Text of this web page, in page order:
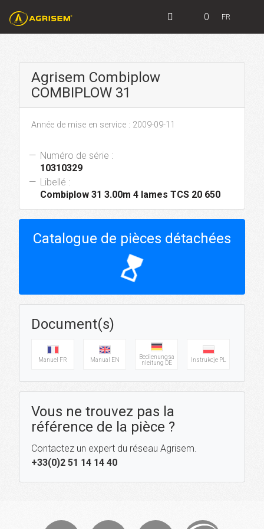
0 FR
Agrisem Combiplow
COMBIPLOW 31
Année de mise en service : 2009-09-11
Numéro de série :
10310329
Libellé :
Combiplow 31 3.00m 4 lames TCS 20 650
Catalogue de pièces détachées
hourglass_top
Document(s)
Manuel FR Manual EN
Bedienungsa
nleitung DE
Instrukcje PL
Vous ne trouvez pas la
référence de la pièce ?
Contactez un expert du réseau Agrisem.
+33(0)2 51 14 14 40